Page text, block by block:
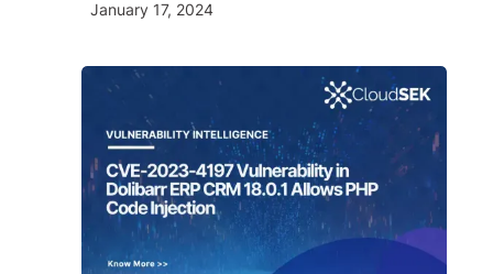
January 17, 2024